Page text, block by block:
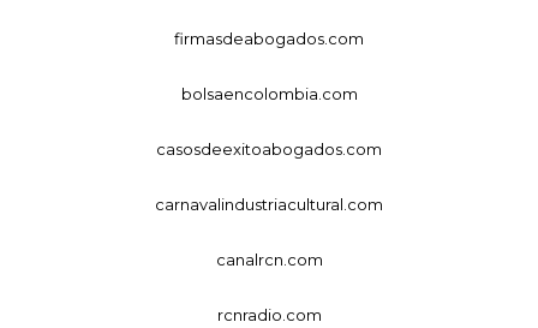
firmasdeabogados.com
bolsaencolombia.com
casosdeexitoabogados.com
carnavalindustriacultural.com
canalrcn.com
rcnradio.com